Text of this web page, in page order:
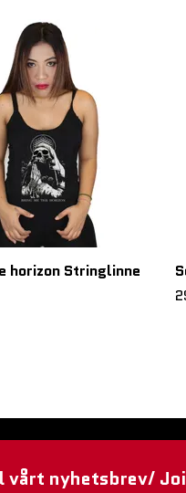
horizon Stringlinne
nyhetsbrev/